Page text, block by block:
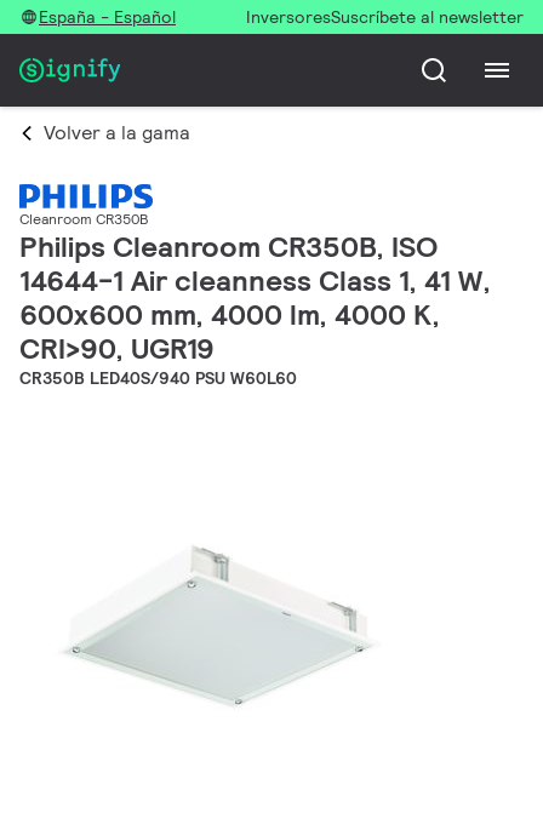
España - Español InversoresSuscríbete al newsletter
Volver a la gama
Cleanroom CR350B
Philips Cleanroom CR350B, ISO
14644-1 Air cleanness Class 1, 41 W,
600x600 mm, 4000 lm, 4000 K,
CRI>90, UGR19
CR350B LED40S/940 PSU W60L60